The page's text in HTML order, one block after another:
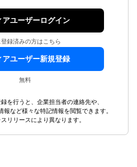
アユーザーログイン
登録済みの方はこちら
アユーザー新規登録
無料
を行うと、企業担当者の連絡先や、
報など様々な特記情報を閲覧できます。
リリースにより異なります。